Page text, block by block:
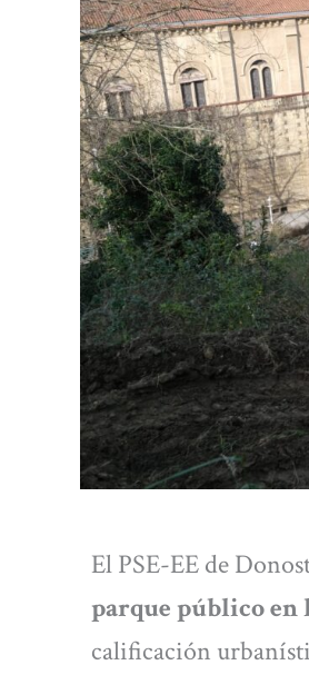
El PSE-EE de
parque público en
calificación